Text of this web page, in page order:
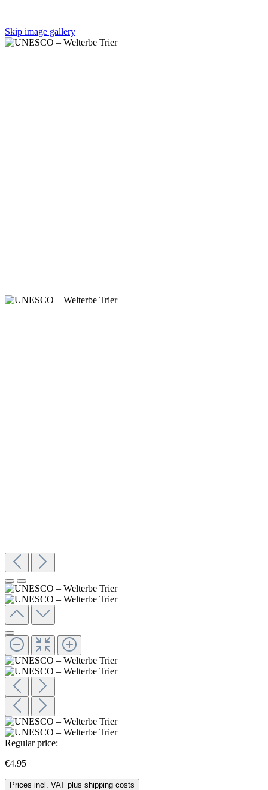
Skip image gallery
Regular price:
€4.95
Prices incl. VAT plus shipping costs